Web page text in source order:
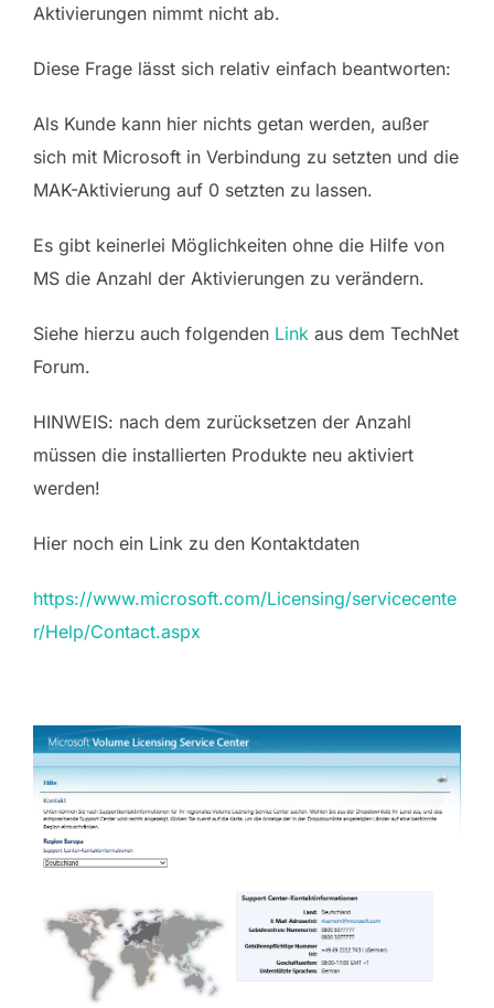
Aktivierungen nimmt nicht ab.
Diese Frage lässt sich relativ einfach beantworten:
Als Kunde kann hier nichts getan werden, außer
sich mit Microsoft in Verbindung zu setzten und die
MAK-Aktivierung auf 0 setzten zu lassen.
Es gibt keinerlei Möglichkeiten ohne die Hilfe von
MS die Anzahl der Aktivierungen zu verändern.
Siehe hierzu auch folgenden Link aus dem TechNet
Forum.
HINWEIS: nach dem zurücksetzen der Anzahl
müssen die installierten Produkte neu aktiviert
werden!
Hier noch ein Link zu den Kontaktdaten
https://www.microsoft.com/Licensing/servicecente
r/Help/Contact.aspx